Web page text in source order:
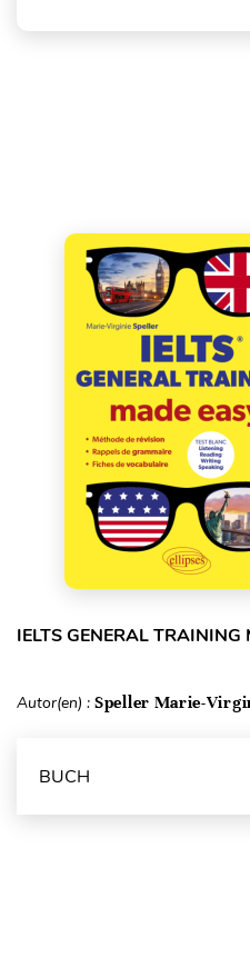
IELTS GENERAL TRAINING
Autor(en) : Speller Marie-
BUCH